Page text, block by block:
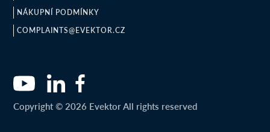
NÁKUPNÍ PODMÍNKY
COMPLAINTS@EVEKTOR.CZ
Copyright © 2026 Evektor All rights reserved